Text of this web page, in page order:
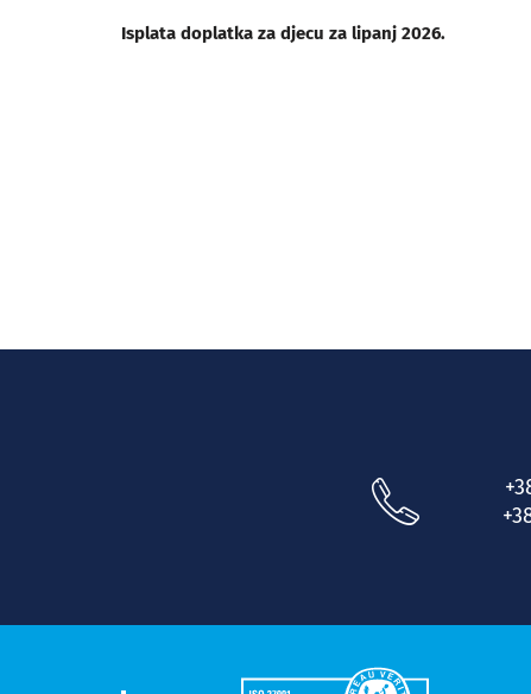
Isplata doplatka za djecu za lipanj 2026.